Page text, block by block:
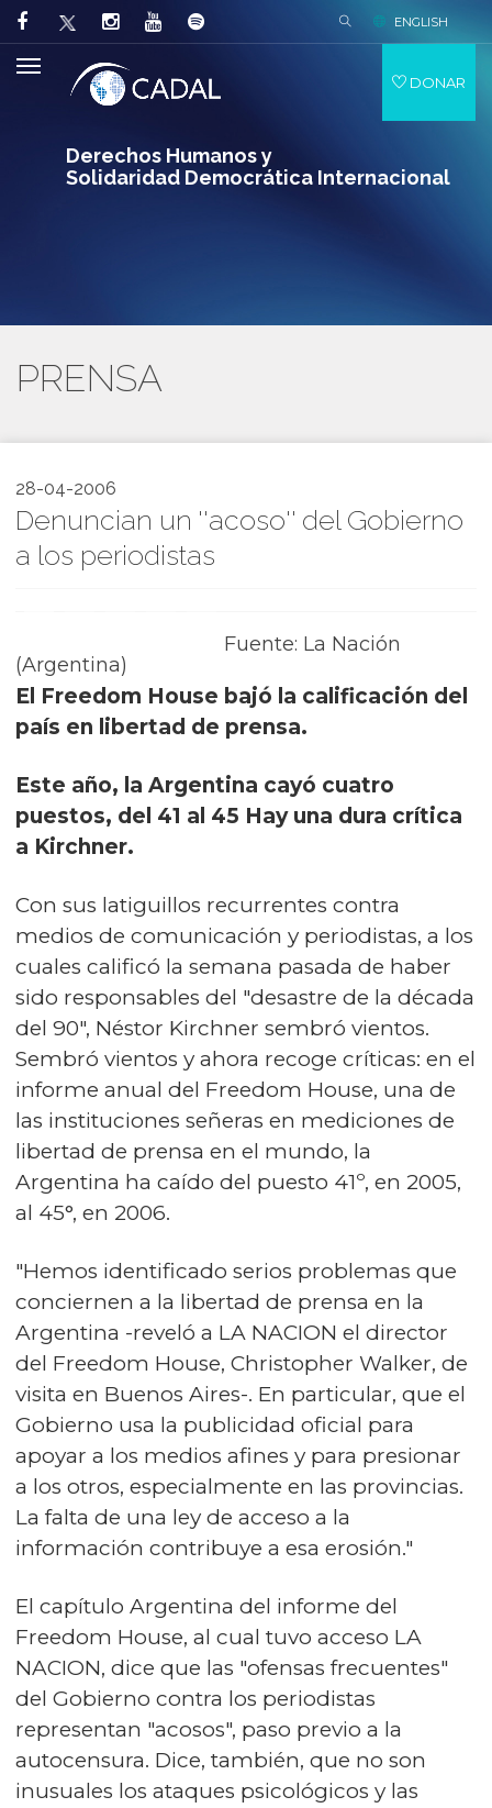
Derechos Humanos y
Solidaridad Democrática Internacional
ENGLISH
DONAR
PRENSA
28-04-2006
Denuncian un ''acoso'' del Gobierno
a los periodistas
Fuente: La Nación
(Argentina)
El Freedom House bajó la calificación del
país en libertad de prensa.
Este año, la Argentina cayó cuatro
puestos, del 41 al 45 Hay una dura crítica
a Kirchner.
Con sus latiguillos recurrentes contra
medios de comunicación y periodistas, a los
cuales calificó la semana pasada de haber
sido responsables del "desastre de la década
del 90", Néstor Kirchner sembró vientos.
Sembró vientos y ahora recoge críticas: en el
informe anual del Freedom House, una de
las instituciones señeras en mediciones de
libertad de prensa en el mundo, la
Argentina ha caído del puesto 41º, en 2005,
al 45°, en 2006.
"Hemos identificado serios problemas que
conciernen a la libertad de prensa en la
Argentina -reveló a LA NACION el director
del Freedom House, Christopher Walker, de
visita en Buenos Aires-. En particular, que el
Gobierno usa la publicidad oficial para
apoyar a los medios afines y para presionar
a los otros, especialmente en las provincias.
La falta de una ley de acceso a la
información contribuye a esa erosión."
El capítulo Argentina del informe del
Freedom House, al cual tuvo acceso LA
NACION, dice que las "ofensas frecuentes"
del Gobierno contra los periodistas
representan "acosos", paso previo a la
autocensura. Dice, también, que no son
inusuales los ataques psicológicos y las